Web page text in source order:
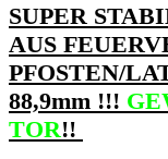
SUPER
AUS
PFOSTEN/
88,9mm !!!
TOR!!